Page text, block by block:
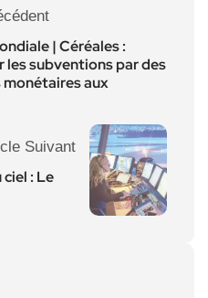
| Céréales :
les subventions par des
aux
Suivant
: Le